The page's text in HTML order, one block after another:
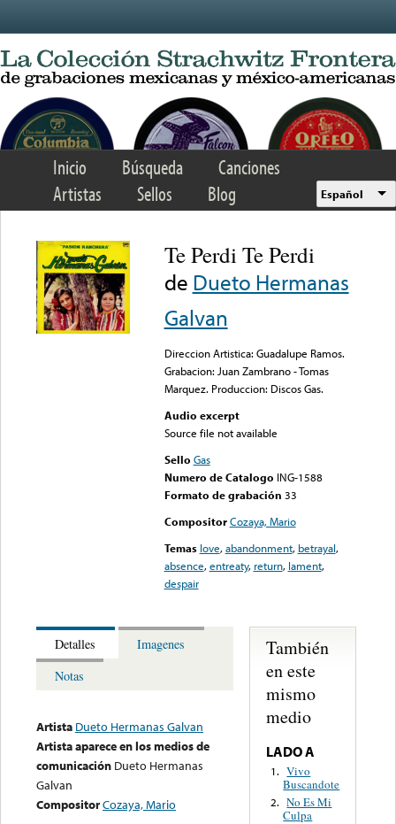
Inicio Búsqueda
Canciones
Artistas
Sellos Blog Español
Te Perdi Te Perdi
de Dueto Hermanas
Galvan
Direccion Artistica: Guadalupe Ramos.
Grabacion: Juan Zambrano - Tomas
Marquez. Produccion: Discos Gas.
Audio excerpt
Source file not available
Sello Gas
Numero de Catalogo ING-1588
Formato de grabación 33
Compositor Cozaya, Mario
Temas love,abandonment, betrayal,
absence,entreaty, return, lament,
despair
Detalles
Imagenes
Notas
Artista Dueto Hermanas Galvan
Artista aparece en los medios de
comunicación Dueto Hermanas
Galvan
CompositorCozaya, Mario
También
en este
mismo
medio
LADO A
1. Vivo
Buscandote
2. No Es Mi
Culpa